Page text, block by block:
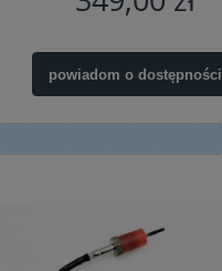
powiadom o dostępności